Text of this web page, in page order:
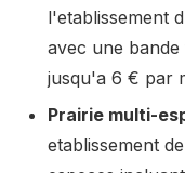
l'etablissement
avec une bande
jusqu'a 6 € par
Prairie multi-
etablissement